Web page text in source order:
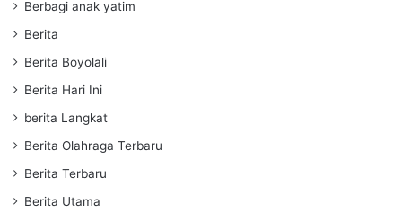
Berbagi anak yatim
Berita
Berita Boyolali
Berita Hari Ini
berita Langkat
Berita Olahraga Terbaru
Berita Terbaru
Berita Utama